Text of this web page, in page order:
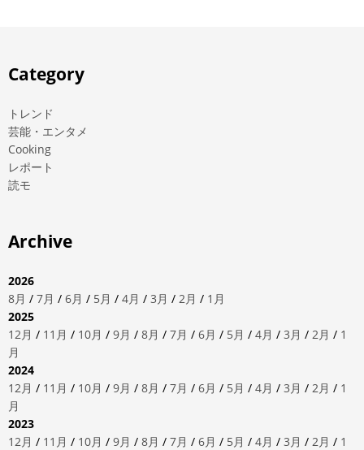
Category
トレンド
芸能・エンタメ
Cooking
レポート
読モ
Archive
2026
8月 / 7月 / 6月 / 5月 / 4月 / 3月 / 2月 / 1月
2025
12月 / 11月 / 10月 / 9月 / 8月 / 7月 / 6月 / 5月 / 4月 / 3月 / 2月 / 1
月
2024
12月 / 11月 / 10月 / 9月 / 8月 / 7月 / 6月 / 5月 / 4月 / 3月 / 2月 / 1
月
2023
12月 / 11月 / 10月 / 9月 / 8月 / 7月 / 6月 / 5月 / 4月 / 3月 / 2月 / 1